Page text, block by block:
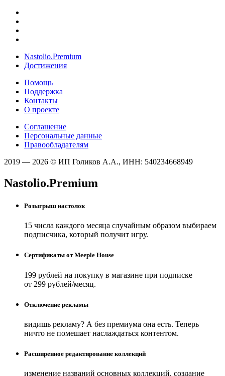
Nastolio.Premium
Достижения
Помощь
Поддержка
Контакты
О проекте
Соглашение
Персональные данные
Правообладателям
2019 — 2026 © ИП Голиков А.А., ИНН: 540234668949
Nastolio.Premium
Розыгрыш настолок
15 числа каждого месяца случайным образом выбираем
подписчика, который получит игру.
Сертификаты от Meeple House
199 рублей на покупку в магазине при подписке
от 299 рублей/месяц.
Отключение рекламы
видишь рекламу? А без премиума она есть. Теперь
ничто не помешает наслаждаться контентом.
Расширенное редактирование коллекций
изменение названий основных коллекций, создание